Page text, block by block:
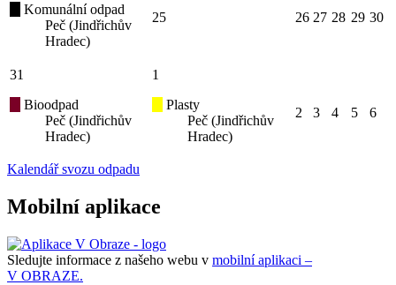
Komunální odpad
Peč (Jindřichův
Hradec)
25 26 27 28 29 30
31
Bioodpad
Peč (Jindřichův
Hradec)
1
Plasty
Peč (Jindřichův
Hradec)
2 3 4 5 6
Kalendář svozu odpadu
Mobilní aplikace
Sledujte informace z našeho webu v mobilní aplikaci –
V OBRAZE.